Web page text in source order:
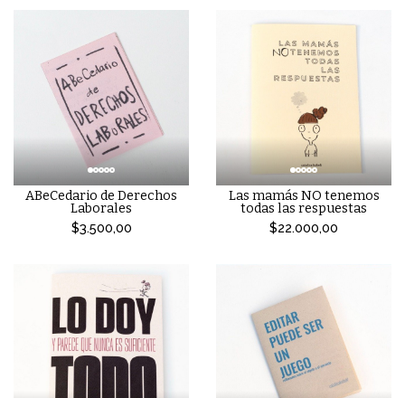
ABeCedario de Derechos
Laborales
$3.500,00
Las mamás NO tenemos
todas las respuestas
$22.000,00